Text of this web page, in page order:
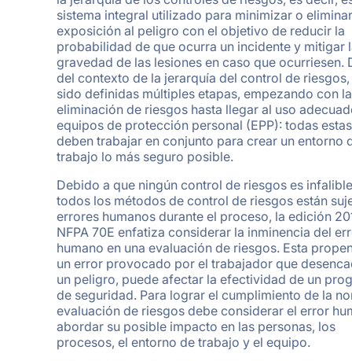
sistema integral utilizado para minimizar o
exposición al peligro con el objetivo de reducir la
probabilidad de que ocurra un incidente y mitigar
gravedad de las lesiones en caso que ocurriesen.
del contexto de la jerarquía del control de riesgos,
sido definidas múltiples etapas, empezando con la
eliminación de riesgos hasta llegar al uso
equipos de protección personal (EPP): todas
deben trabajar en conjunto para crear un entorno
trabajo lo más seguro posible.
Debido a que ningún control de riesgos es
todos los métodos de control de riesgos están
errores humanos durante el proceso, la edición
NFPA 70E enfatiza considerar la inminencia del
humano en una evaluación de riesgos. Esta
un error provocado por el trabajador que
un peligro, puede afectar la efectividad de un
de seguridad. Para lograr el cumplimiento de la
evaluación de riesgos debe considerar el error
abordar su posible impacto en las personas, los
procesos, el entorno de trabajo y el equipo.